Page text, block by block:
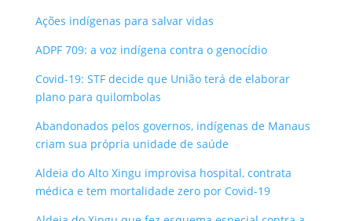
Ações indígenas para salvar vidas
ADPF 709: a voz indígena contra o genocídio
Covid-19: STF decide que União terá de elaborar
plano para quilombolas
Abandonados pelos governos, indígenas de Manaus
criam sua própria unidade de saúde
Aldeia do Alto Xingu improvisa hospital, contrata
médica e tem mortalidade zero por Covid-19